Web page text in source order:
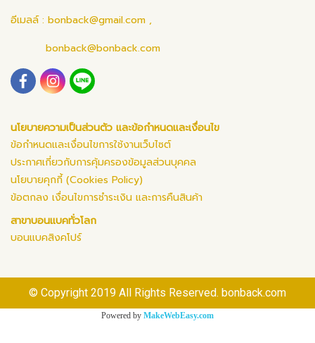
อีเมลล์ : bonback@gmail.com ,
bonback@bonback.com
นโยบายความเป็นส่วนตัว และข้อกำหนดและเงื่อนไข
ข้อกำหนดและเงื่อนไขการใช้งานเว็บไซต์
ประกาศเกี่ยวกับการคุ้มครองข้อมูลส่วนบุคคล
นโยบายคุกกี้ (Cookies Policy)
ข้อตกลง เงื่อนไขการชำระเงิน และการคืนสินค้า
สาขาบอนแบคทั่วโลก
บอนแบคสิงคโปร์
© Copyright 2019 All Rights Reserved. bonback.com
Powered by MakeWebEasy.com